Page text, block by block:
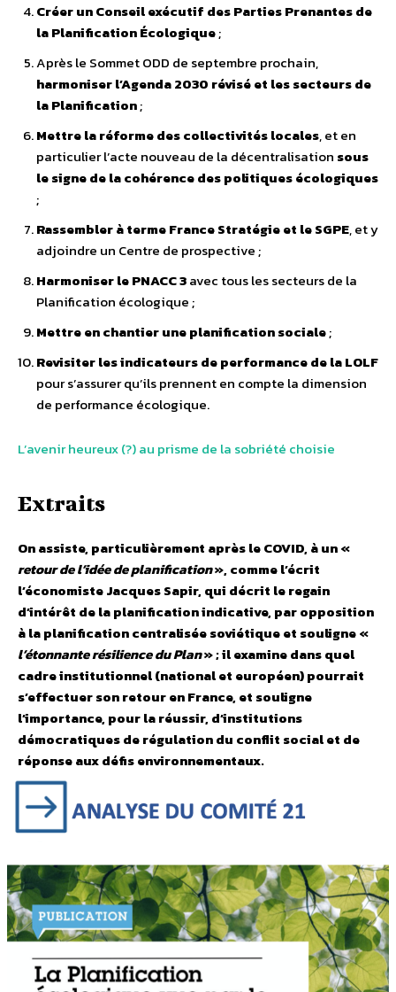
Créer un Conseil exécutif des Parties Prenantes de
la Planification Écologique;
Après le Sommet ODD de septembre prochain,
harmoniser l’Agenda 2030 révisé et les secteurs de
la Planification;
Mettre la réforme des collectivités locales, et en
particulier l’acte nouveau de la décentralisation sous
le signe de la cohérence des politiques écologiques
;
Rassembler à terme France Stratégie et le SGPE, et y
adjoindre un Centre de prospective ;
Harmoniser le PNACC 3avec tous les secteurs de la
Planification écologique ;
Mettre en chantier une planification sociale;
Revisiter les indicateurs de performance de la LOLF
pour s’assurer qu’ils prennent en compte la dimension
de performance écologique.
L’avenir heureux (?) au prisme de la sobriété choisie
Extraits
On assiste, particulièrement après le COVID, à un «
retour de l’idée de planification», comme l’écrit
l’économiste Jacques Sapir, qui décrit le regain
d’intérêt de la planification indicative, par opposition
à la planification centralisée soviétique et souligne «
l’étonnante résilience du Plan» ; il examine dans quel
cadre institutionnel (national et européen) pourrait
s’effectuer son retour en France, et souligne
l’importance, pour la réussir, d’institutions
démocratiques de régulation du conflit social et de
réponse aux défis environnementaux.